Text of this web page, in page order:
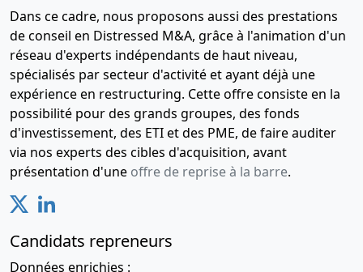
Dans ce cadre, nous proposons aussi des prestations
de conseil en Distressed M&A, grâce à l'animation d'un
réseau d'experts indépendants de haut niveau,
spécialisés par secteur d'activité et ayant déjà une
expérience en restructuring. Cette offre consiste en la
possibilité pour des grands groupes, des fonds
d'investissement, des ETI et des PME, de faire auditer
via nos experts des cibles d'acquisition, avant
présentation d'une offre de reprise à la barre.
Candidats repreneurs
Données enrichies :